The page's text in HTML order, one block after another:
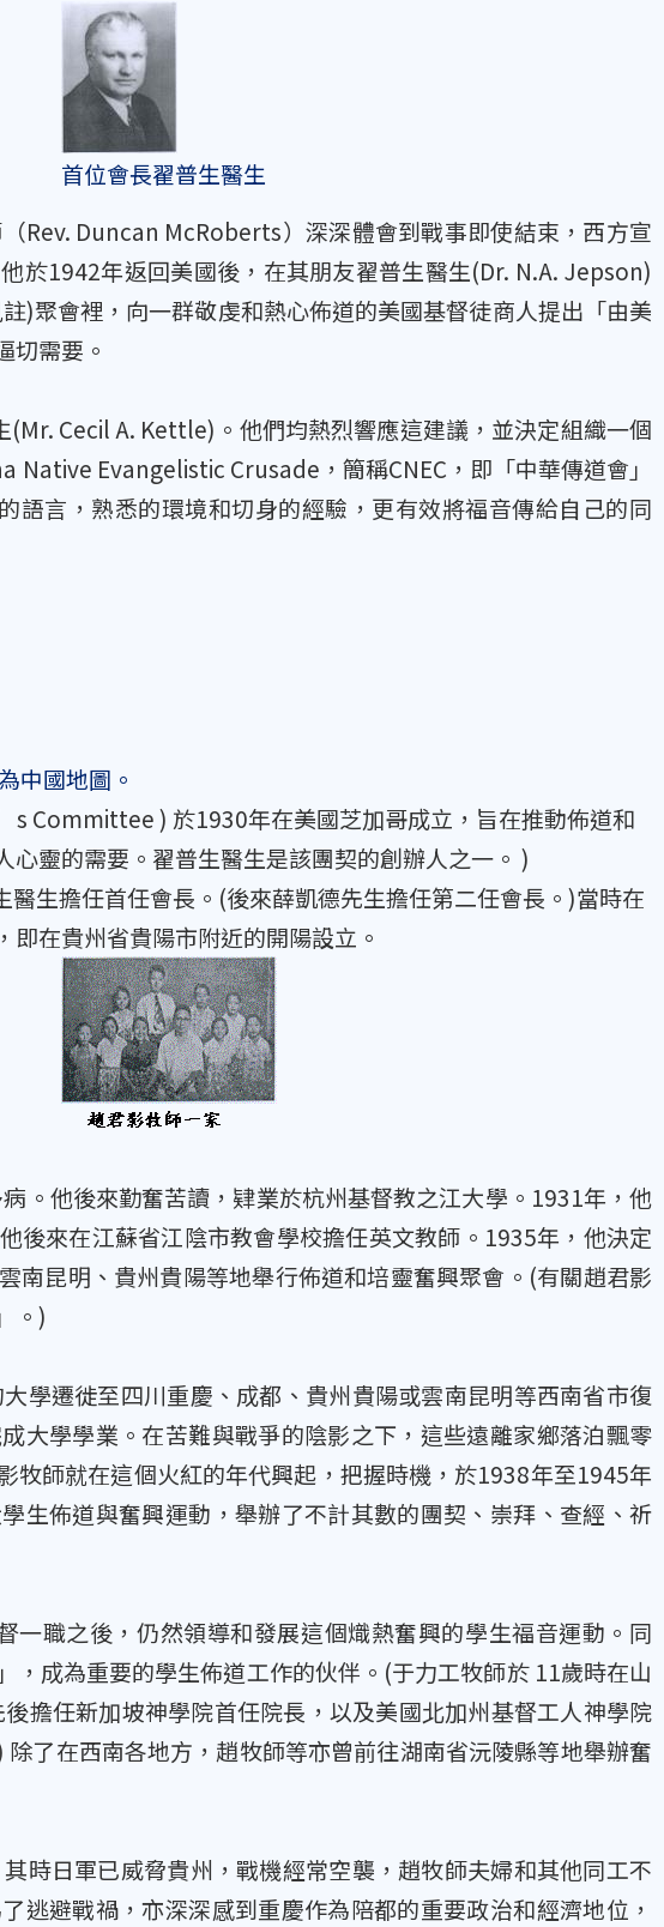
首位會長翟普生醫生
Rev. Duncan McRoberts）深深體會到戰事即使結束，西方宣
於1942年返回美國後，在其朋友翟普生醫生(Dr. N.A. Jepson)
)聚會裡，向一群敬虔和熱心佈道的美國基督徒商人提出「由美
切需要。
Cecil A. Kettle)。他們均熱烈響應這建議，並決定組織一個
Evangelistic Crusade，簡稱CNEC，即「中華傳道會」
語言，熟悉的環境和切身的經驗，更有效將福音傳給自己的同
中國地圖。
Committee ) 於1930年在美國芝加哥成立，旨在推動佈道和
靈的需要。翟普生醫生是該團契的創辦人之一。 )
生擔任首任會長。(後來薛凱德先生擔任第二任會長。)當時在
在貴州省貴陽市附近的開陽設立。
。他後來勤奮苦讀，肄業於杭州基督教之江大學。1931年，他
後來在江蘇省江陰市教會學校擔任英文教師。1935年，他決定
南昆明、貴州貴陽等地舉行佈道和培靈奮興聚會。(有關趙君影
。)
學遷徙至四川重慶、成都、貴州貴陽或雲南昆明等西南省市復
大學學業。在苦難與戰爭的陰影之下，這些遠離家鄉落泊飄零
牧師就在這個火紅的年代興起，把握時機，於1938年至1945年
生佈道與奮興運動，舉辦了不計其數的團契、崇拜、查經、祈
職之後，仍然領導和發展這個熾熱奮興的學生福音運動。同
成為重要的學生佈道工作的伙伴。(于力工牧師於 11歲時在山
擔任新加坡神學院首任院長，以及美國北加州基督工人神學院
了在西南各地方，趙牧師等亦曾前往湖南省沅陵縣等地舉辦奮
時日軍已威脅貴州，戰機經常空襲，趙牧師夫婦和其他同工不
逃避戰禍，亦深深感到重慶作為陪都的重要政治和經濟地位，